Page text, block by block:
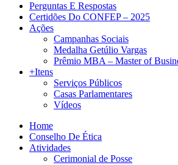
Perguntas E Respostas
Certidões Do CONFEP – 2025
Ações
Campanhas Sociais
Medalha Getúlio Vargas
Prêmio MBA – Master of
+Itens
Serviços Públicos
Casas Parlamentares
Vídeos
Home
Conselho De Ética
Atividades
Cerimonial de Posse